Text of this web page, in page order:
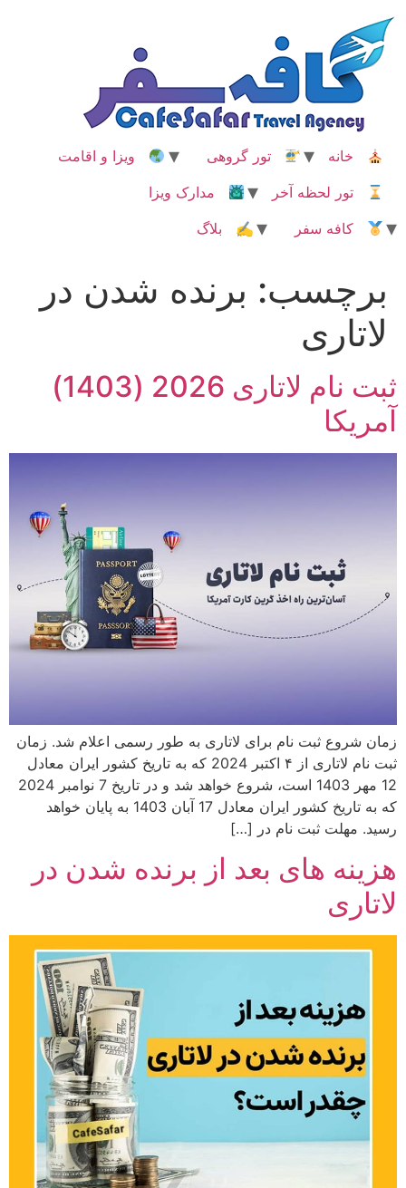
محتوا
خانه تور گروهی
ویزا و اقامت
تور لحظه آخر
مدارک ویزا
کافه سفر
✍ بلاگ
برچسب: برنده شدن در
لاتاری
ثبت نام لاتاری 2026 (1403)
آمریکا
زمان شروع ثبت‌ نام برای لاتاری به طور رسمی اعلام شد. زمان
ثبت نام لاتاری از ۴ اکتبر 2024 که به تاریخ کشور ایران معادل
12 مهر 1403 است، شروع خواهد شد و در تاریخ 7 نوامبر 2024
که به تاریخ کشور ایران معادل 17 آبان 1403 به پایان خواهد
رسید. مهلت ثبت نام در […]
هزینه های بعد از برنده شدن در
لاتاری